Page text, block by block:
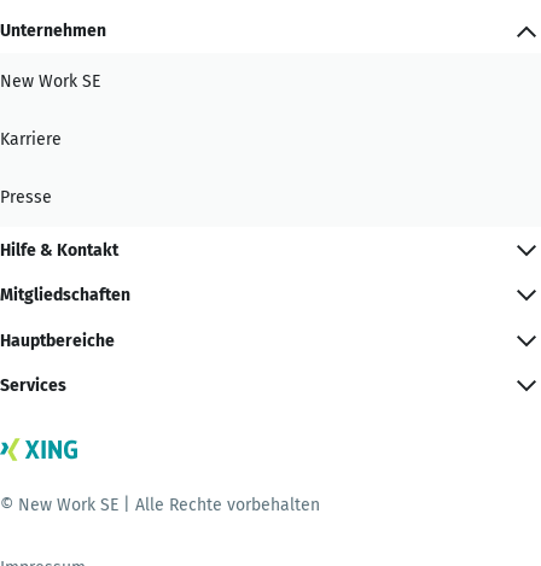
Unternehmen
New Work SE
Karriere
Presse
Hilfe & Kontakt
Mitgliedschaften
Hauptbereiche
Services
© New Work SE | Alle Rechte vorbehalten